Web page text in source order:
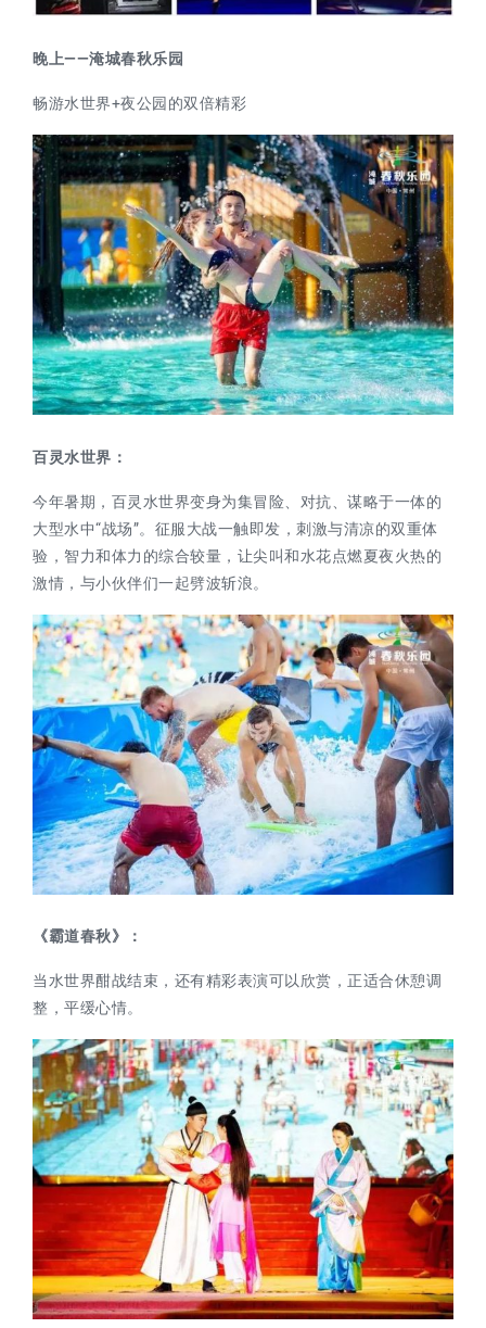
晚上——淹城春秋乐园
畅游水世界+夜公园的双倍精彩
百灵水世界：
今年暑期，百灵水世界变身为集冒险、对抗、谋略于一体的
大型水中“战场”。征服大战一触即发，刺激与清凉的双重体
验，智力和体力的综合较量，让尖叫和水花点燃夏夜火热的
激情，与小伙伴们一起劈波斩浪。
《霸道春秋》：
当水世界酣战结束，还有精彩表演可以欣赏，正适合休憩调
整，平缓心情。